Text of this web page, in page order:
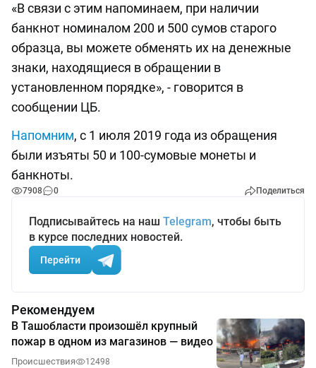
«В связи с этим напоминаем, при наличии
банкнот номиналом 200 и 500 сумов старого
образца, вы можете обменять их на денежные
знаки, находящиеся в обращении в
установленном порядке», - говорится в
сообщении ЦБ.
Напомним, с 1 июля 2019 года из обращения
были изъяты 50 и 100-сумовые монеты и
банкноты.
7908 0 Поделиться
Подписывайтесь на наш Telegram, чтобы быть
в курсе последних новостей.
Перейти
Рекомендуем
В Ташобласти произошёл крупный
пожар в одном из магазинов — видео
Происшествия 12498